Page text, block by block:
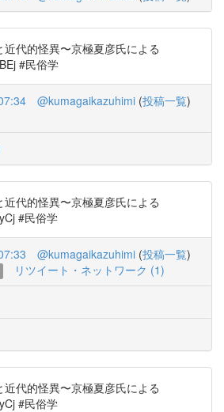
代的怪異〜京極夏彦氏による
#民俗学
@kumagaikazuhimi (投稿一覧)
代的怪異〜京極夏彦氏による
#民俗学
@kumagaikazuhimi (投稿一覧)
リツイート・ネットワーク (1)
代的怪異〜京極夏彦氏による
#民俗学